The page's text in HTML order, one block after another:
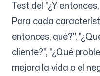
Test del "¿Y
Para cada
entonces, qué?",
cliente?", "¿Qué
mejora la vida o el